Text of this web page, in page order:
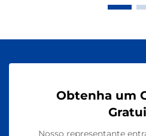
Obtenha um
Nosso representante